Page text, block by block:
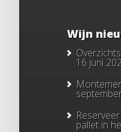
Wijn
16 juni
pallet in